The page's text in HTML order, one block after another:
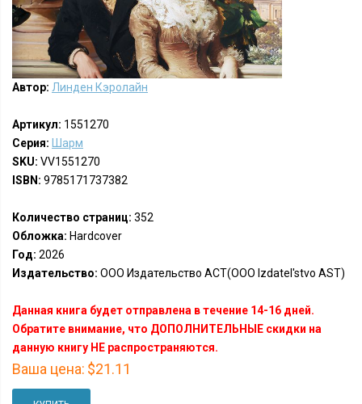
Автор: Линден Кэролайн
Артикул: 1551270
Серия:
Шарм
SKU: VV1551270
ISBN: 9785171737382
Количество страниц: 352
Обложка: Hardcover
Год: 2026
Издательство: ООО Издательство АСТ(OOO Izdatel'stvo AST)
Данная книга будет отправлена в течение 14-16 дней.
Обратите внимание, что ДОПОЛНИТЕЛЬНЫЕ скидки на
данную книгу НЕ распространяются.
Ваша цена: $21.11